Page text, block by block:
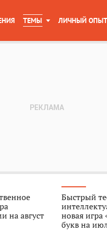
ТЕМЫ ЛИЧНЫЙ ОПЫТ
на август
Быстрый
новая
букв на